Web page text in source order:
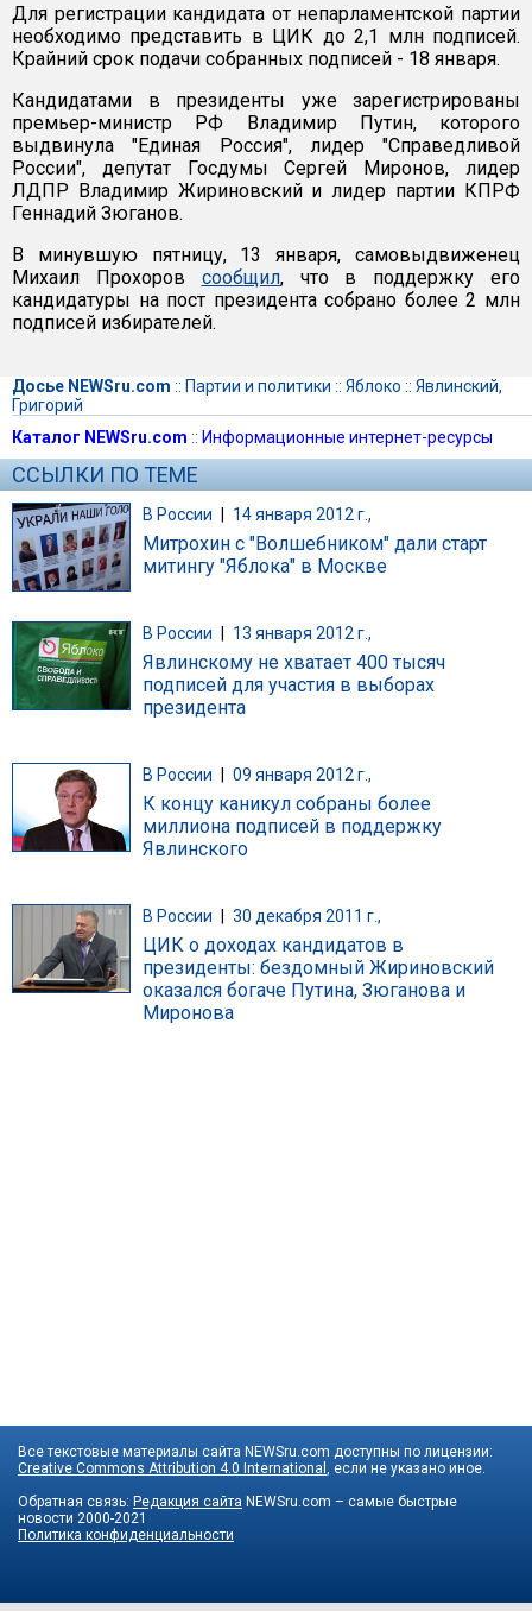
Для регистрации кандидата от непарламентской партии
необходимо представить в ЦИК до 2,1 млн подписей.
Крайний срок подачи собранных подписей - 18 января.
Кандидатами в президенты уже зарегистрированы
премьер-министр РФ Владимир Путин, которого
выдвинула "Единая Россия", лидер "Справедливой
России", депутат Госдумы Сергей Миронов, лидер
ЛДПР Владимир Жириновский и лидер партии КПРФ
Геннадий Зюганов.
В минувшую пятницу, 13 января, самовыдвиженец
Михаил Прохоров сообщил, что в поддержку его
кандидатуры на пост президента собрано более 2 млн
подписей избирателей.
Досье NEWSru.com :: Партии и политики :: Яблоко :: Явлинский,
Григорий
Каталог NEWSru.com :: Информационные интернет-ресурсы
ССЫЛКИ ПО ТЕМЕ
В России | 14 января 2012 г.,
Митрохин с "Волшебником" дали старт
митингу "Яблока" в Москве
В России 13 января 2012 г.,
Явлинскому не хватает 400 тысяч
подписей для участия в выборах
президента
В России 09 января 2012 г.,
К концу каникул собраны более
миллиона подписей в поддержку
Явлинского
В России 30 декабря 2011 г.,
ЦИК о доходах кандидатов в
президенты: бездомный Жириновский
оказался богаче Путина, Зюганова и
Миронова
Все текстовые материалы сайта NEWSru.com доступны по лицензии:
Creative Commons Attribution 4.0 International
, если не указано иное.
Обратная связь: Редакция сайта NEWSru.com – самые быстрые
новости 2000-2021
Политика конфиденциальности